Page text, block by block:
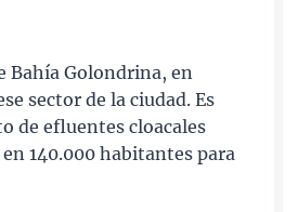
Bahía Golondrina, en
sector de la ciudad. Es
de efluentes cloacales
140.000 habitantes para